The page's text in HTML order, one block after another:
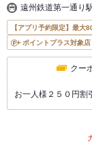
遠州鉄道第一通り
【アプリ予約限定】最大
ポイントプラス対象店
クー
お一人様２５０円割